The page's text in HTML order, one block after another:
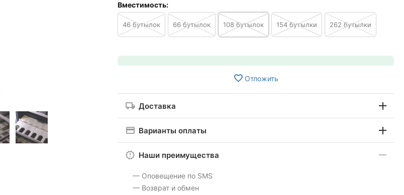
Вместимость:
46 бутылок 66 бутылок 108 бутылок 154 бутылки 262 бутылки
Отложить
Доставка
Варианты оплаты
Наши преимущества
— Оповещение по SMS
— Возврат и обмен